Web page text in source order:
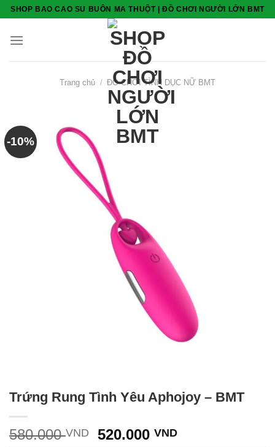
Skip
content
SHOP BAO CAO SU BUÔN MA THUỘT | ĐỒ CHƠI NGƯỜI LỚN BMT
Trang chủ / ĐỒ CHƠI TÌNH DỤC NỮ BMT
-10%
Trứng Rung Tình Yêu Aphojoy – BMT
580.000VND
Giá
520.000VNDGiá